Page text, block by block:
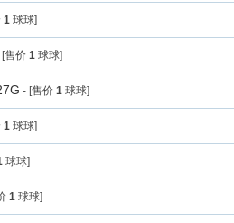
1 球球]
[售价 1 球球]
- [售价 1 球球]
1 球球]
球球]
1 球球]